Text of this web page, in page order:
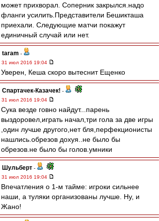
может прихворал. Соперник закрылся.надо
фланги усилить.Представители Бешикташа
приехали. Следующие матчи покажут
единичный случай или нет.
taram -
31 июл 2016 19:04
Уверен, Кеша скоро вытеснит Ещенко
Спартачек-Казачек! -
31 июл 2016 19:04
Сука везде говно найдут...парень
выздоровел,играть начал,три гола за две игры
,один лучше другого,нет бля,перфекционисты
нашлись.обрезов дохуя..не было бы
обрезов.не было бы голов.умники
Шульберт -
31 июл 2016 19:04
Впечатления о 1-м тайме: игроки сильнее
наши, а туляки организованы лучше. Ну, и
Жано!